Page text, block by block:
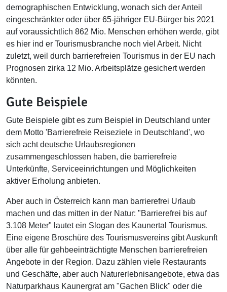
demographischen Entwicklung, wonach sich der Anteil
eingeschränkter oder über 65-jähriger EU-Bürger bis 2021
auf voraussichtlich 862 Mio. Menschen erhöhen werde, gibt
es hier ind er Tourismusbranche noch viel Arbeit. Nicht
zuletzt, weil durch barrierefreien Tourismus in der EU nach
Prognosen zirka 12 Mio. Arbeitsplätze gesichert werden
könnten.
Gute Beispiele
Gute Beispiele gibt es zum Beispiel in Deutschland unter
dem Motto 'Barrierefreie Reiseziele in Deutschland', wo
sich acht deutsche Urlaubsregionen
zusammengeschlossen haben, die barrierefreie
Unterkünfte, Serviceeinrichtungen und Möglichkeiten
aktiver Erholung anbieten.
Aber auch in Österreich kann man barrierefrei Urlaub
machen und das mitten in der Natur: "Barrierefrei bis auf
3.108 Meter" lautet ein Slogan des Kaunertal Tourismus.
Eine eigene Broschüre des Tourismusvereins gibt Auskunft
über alle für gehbeeinträchtigte Menschen barrierefreien
Angebote in der Region. Dazu zählen viele Restaurants
und Geschäfte, aber auch Naturerlebnisangebote, etwa das
Naturparkhaus Kaunergrat am "Gachen Blick" oder die